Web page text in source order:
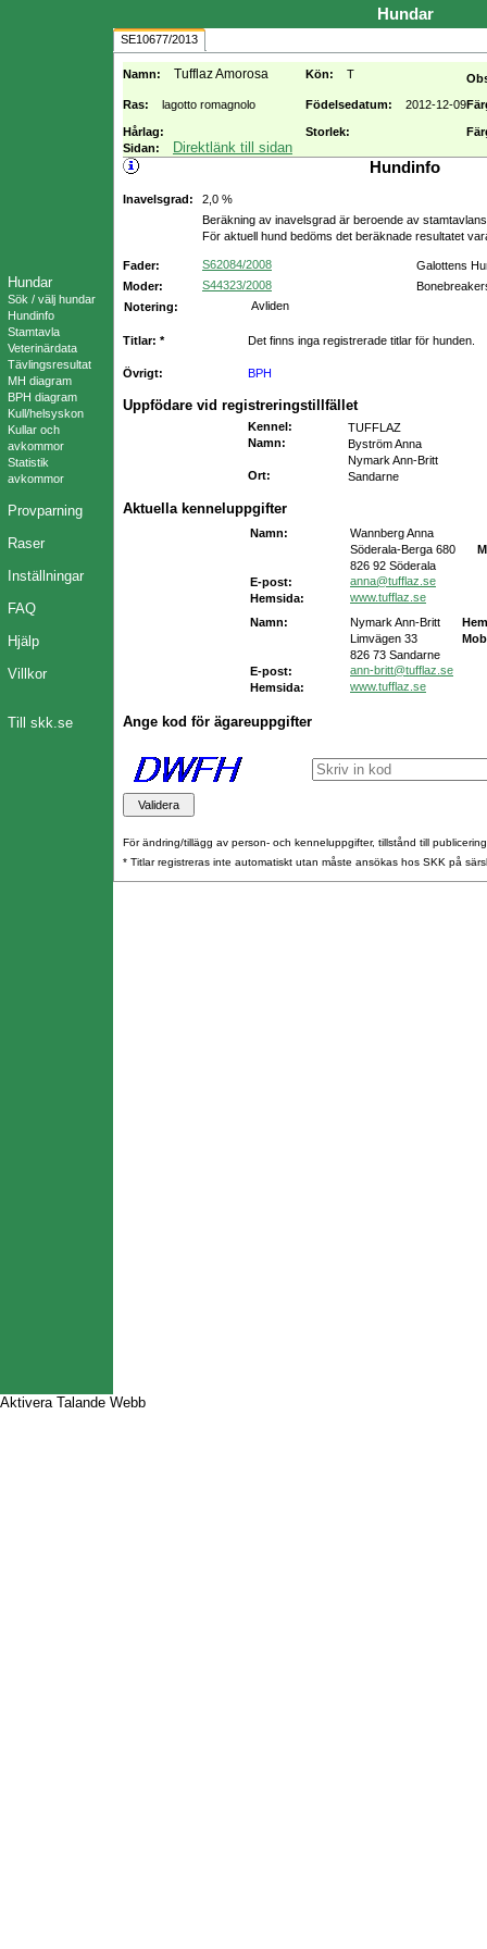
Hundar
Sök / välj hundar
Hundinfo
Stamtavla
Veterinärdata
Tävlingsresultat
MH diagram
BPH diagram
Kull/helsyskon
Kullar och
avkommor
Statistik
avkommor
Provparning
Raser
Inställningar
FAQ
Hjälp
Villkor
Till skk.se
Hundar
SE10677/2013
Namn: Tufflaz Amorosa Kön: T
Ras:
lagotto romagnolo Födelsedatum: 2012-12-09
Hårlag: Storlek:
Sidan:
Direktlänk till sidan
Hundinfo
Inavelsgrad:
2,0 %
Beräkning av inavelsgrad är beroende av
För aktuell hund bedöms det beräknade resultatet
Fader: S62084/2008
Galottens
Moder:
S44323/2008
Notering:
Avliden
Titlar: * Det finns inga registrerade titlar för hunden.
Övrigt: BPH
Uppfödare vid registreringstillfället
Kennel :
TUFFLAZ
Namn:
Byström Anna
Nymark Ann-Britt
Ort: Sandarne
Aktuella kenneluppgifter
Namn:
Wannberg Anna
Söderala-Berga 680
826 92 Söderala
E-post:
anna@tufflaz.se
Hemsida:
www.tufflaz.se
Namn:
Nymark Ann-Britt
Limvägen 33
826 73 Sandarne
E-post:
ann-britt@tufflaz.se
Hemsida:
www.tufflaz.se
Ange kod för ägareuppgifter
För ändring/tillägg av person- och kenneluppgifter, tillstånd till
* Titlar registreras inte automatiskt utan måste ansökas hos SKK på
Aktivera Talande Webb